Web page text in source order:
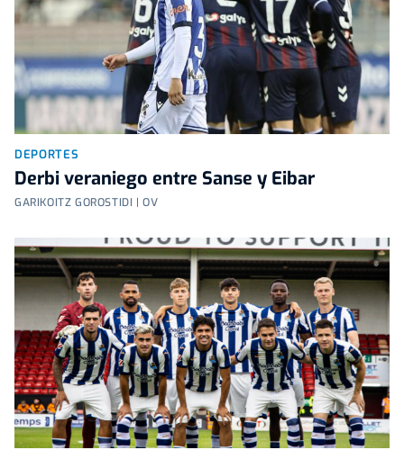
DEPORTES
Derbi veraniego entre Sanse y Eibar
GARIKOITZ GOROSTIDI | OV